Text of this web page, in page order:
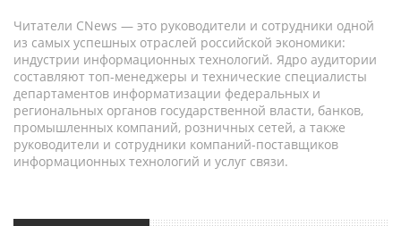
Читатели CNews — это руководители и сотрудники одной
из самых успешных отраслей российской экономики:
индустрии информационных технологий. Ядро аудитории
составляют топ-менеджеры и технические специалисты
департаментов информатизации федеральных и
региональных органов государственной власти, банков,
промышленных компаний, розничных сетей, а также
руководители и сотрудники компаний-поставщиков
информационных технологий и услуг связи.